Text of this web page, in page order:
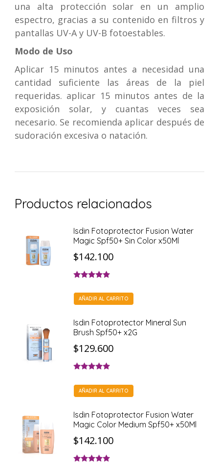
una alta protección solar en un amplio
espectro, gracias a su contenido en filtros y
pantallas UV-A y UV-B fotoestables.
Modo de Uso
Aplicar 15 minutos antes a necesidad una
cantidad suficiente las áreas de la piel
requeridas. aplicar 15 minutos antes de la
exposición solar, y cuantas veces sea
necesario. Se recomienda aplicar después de
sudoración excesiva o natación.
Productos relacionados
Isdin Fotoprotector Fusion Water
Magic Spf50+ Sin Color x50Ml
$142.100
4.83de 5
AÑADIR AL CARRITO
Isdin Fotoprotector Mineral Sun
Brush Spf50+ x2G
$129.600
5.00de 5
AÑADIR AL CARRITO
Isdin Fotoprotector Fusion Water
Magic Color Medium Spf50+ x50Ml
$142.100